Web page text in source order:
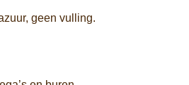
geen vulling.